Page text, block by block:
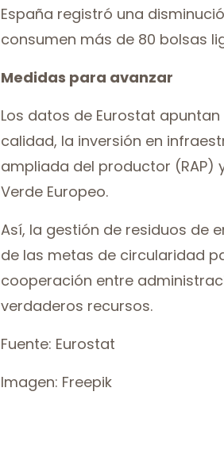
España registró una
consumen más de 80 bolsas
Medidas para avanzar
Los datos de Eurostat
calidad, la inversión en
ampliada del productor (RAP)
Verde Europeo.
Así, la gestión de residuos de
de las metas de circularidad
cooperación entre
verdaderos recursos.
Fuente: Eurostat
Imagen: Freepik